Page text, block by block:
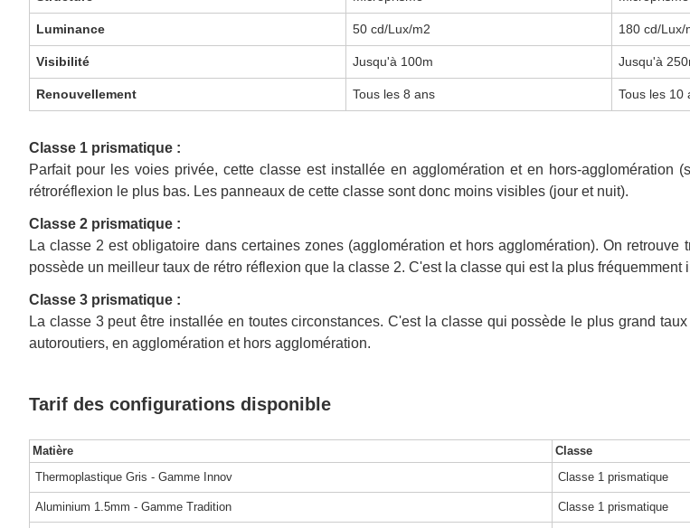
Luminance 50 cd/Lux/m2 180 cd/Lux/
Visibilité Jusqu'à 100m Jusqu'à
Renouvellement Tous les 8 ans Tous les 10
Classe 1 prismatique :
Parfait pour les voies privée, cette classe est installée en agglomération et en hors-
rétroréflexion le plus bas. Les panneaux de cette classe sont donc moins visibles (jour et nuit).
Classe 2 prismatique :
La classe 2 est obligatoire dans certaines zones (agglomération et hors agglomération). On
possède un meilleur taux de rétro réflexion que la classe 2. C'est la classe qui est la plus fréquemment
Classe 3 prismatique :
La classe 3 peut être installée en toutes circonstances. C'est la classe qui possède le plus grand
autoroutiers, en agglomération et hors agglomération.
Tarif des configurations disponible
Matière Classe
Thermoplastique Gris - Gamme Innov
Classe 1 prismatique
Aluminium 1.5mm - Gamme Tradition Classe 1 prismatique